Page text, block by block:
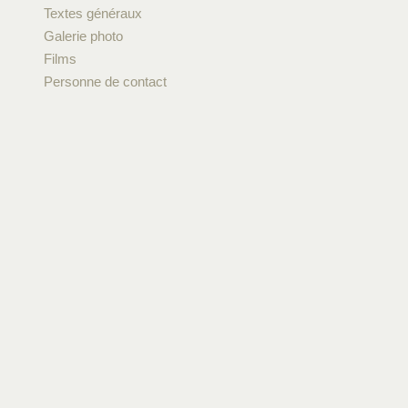
Textes généraux
Galerie photo
Films
Personne de contact